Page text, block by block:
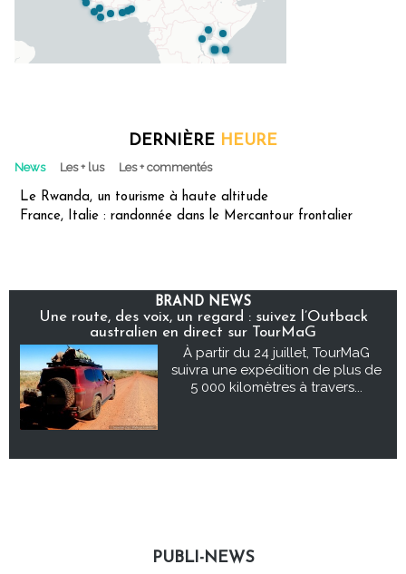
DERNIÈRE HEURE
News Les + lus Les + commentés
Le Rwanda, un tourisme à haute altitude
France, Italie : randonnée dans le Mercantour frontalier
BRAND NEWS
Une route, des voix, un regard : suivez l’Outback
australien en direct sur TourMaG
À partir du 24 juillet, TourMaG
suivra une expédition de plus de
5 000 kilomètres à travers...
PUBLI-NEWS